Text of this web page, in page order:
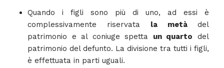
Quando i figli sono più di uno, ad essi è
complessivamente riservata la metà del
patrimonio e al coniuge spetta un quarto del
patrimonio del defunto. La divisione tra tutti i figli,
è effettuata in parti uguali.